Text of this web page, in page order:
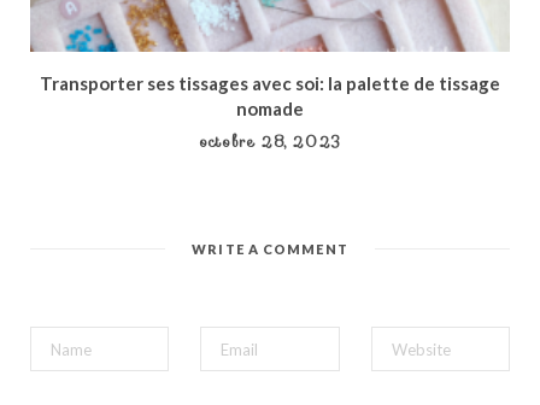
Transporter ses tissages avec soi: la palette de tissage
nomade
octobre 28, 2023
WRITE A COMMENT